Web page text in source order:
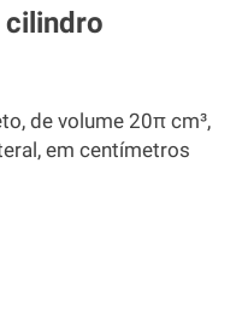
cilindro
de volume 20π cm³,
em centímetros